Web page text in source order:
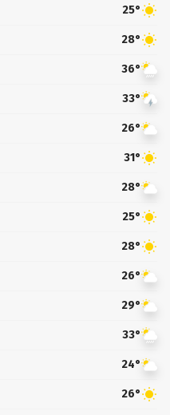
25°
28°
36°
33°
26°
31°
28°
25°
28°
26°
29°
33°
24°
26°